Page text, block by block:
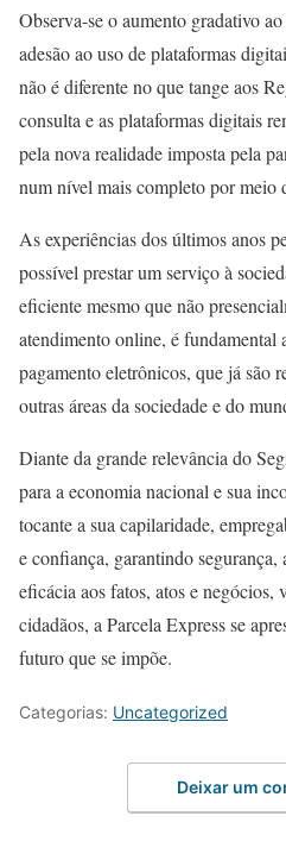
Observa-se o aumento gradativo
adesão ao uso de plataformas
não é diferente no que tange aos
consulta e as plataformas digitais
pela nova realidade imposta pela
num nível mais completo por meio
As experiências dos últimos anos
possível prestar um serviço à
eficiente mesmo que não
atendimento online, é fundamental
pagamento eletrônicos, que já são
outras áreas da sociedade e do
Diante da grande relevância do
para a economia nacional e sua
tocante a sua capilaridade,
e confiança, garantindo
eficácia aos fatos, atos e negócios,
cidadãos, a Parcela Express se
futuro que se impõe.
Categorias: Uncategorized
Deixar um